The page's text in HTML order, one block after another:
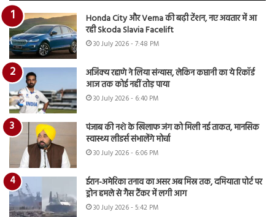
Honda City और Verna की बढ़ी टेंशन, नए अवतार में आ
रही Skoda Slavia Facelift
30 July 2026 - 7:48 PM
अजिंक्य रहाणे ने लिया संन्यास, लेकिन कप्तानी का ये रिकॉर्ड
आज तक कोई नहीं तोड़ पाया
30 July 2026 - 6:40 PM
पंजाब की नशे के खिलाफ जंग को मिली नई ताकत, मानसिक
स्वास्थ्य लीडर्स संभालेंगे मोर्चा
30 July 2026 - 6:06 PM
ईरान-अमेरिका तनाव का असर अब मिस्र तक, दमियाता पोर्ट पर
ड्रोन हमले से गैस टैंकर में लगी आग
30 July 2026 - 5:42 PM